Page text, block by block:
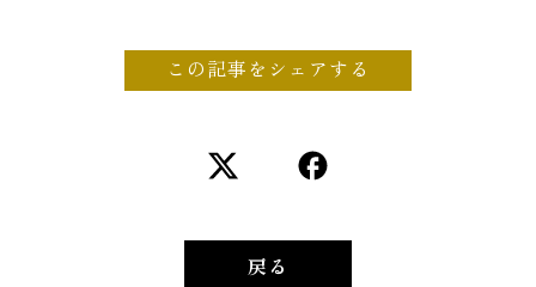
この記事をシェアする
戻る